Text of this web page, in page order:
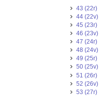
43 (22r)
44 (22v)
45 (23r)
46 (23v)
47 (24r)
48 (24v)
49 (25r)
50 (25v)
51 (26r)
52 (26v)
53 (27r)